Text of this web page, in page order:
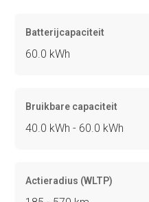
Batterijcapaciteit
60.0 kWh
Bruikbare capaciteit
40.0 kWh - 60.0 kWh
Actieradius (WLTP)